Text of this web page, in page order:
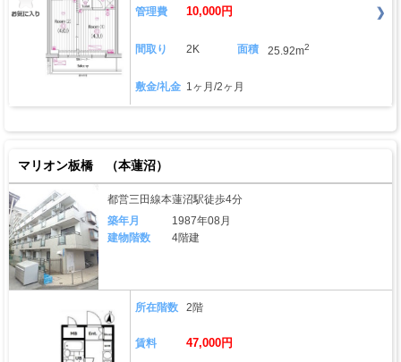
管理費 10,000円
間取り 2K 面積 25.92m2
敷金/礼金 1ヶ月/2ヶ月
マリオン板橋 （本蓮沼）
都営三田線本蓮沼駅徒歩4分
築年月
1987年08月
建物階数
4階建
所在階数 2階
賃料 47,000円